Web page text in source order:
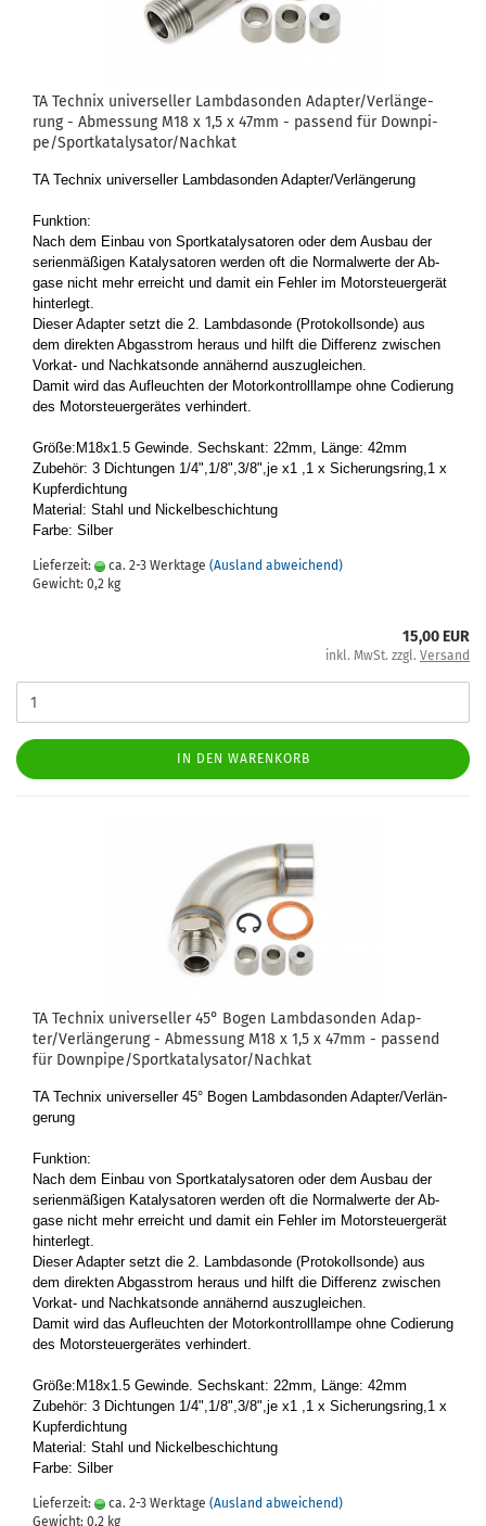
TA Tech­nix uni­ver­sel­ler Lamb­da­son­den Ad­ap­ter/Ver­län­ge­
rung - Ab­mes­sung M18 x 1,5 x 47mm - pas­send für Down­pi­
pe/Sport­ka­ta­ly­sa­tor/Nach­kat
TA Tech­nix uni­ver­sel­ler Lamb­da­son­den Ad­ap­ter/Ver­län­ge­rung
Funk­ti­on:
Nach dem Ein­bau von Sport­ka­ta­ly­sa­to­ren oder dem Aus­bau der
se­ri­en­mä­ßi­gen Ka­ta­ly­sa­to­ren wer­den oft die Nor­mal­wer­te der Ab­
ga­se nicht mehr er­reicht und damit ein Feh­ler im Mo­tor­steu­er­ge­rät
hin­ter­legt.
Die­ser Ad­ap­ter setzt die 2. Lamb­da­son­de (Pro­to­koll­son­de) aus
dem di­rek­ten Ab­gas­strom her­aus und hilft die Dif­fe­renz zwi­schen
Vorkat-​ und Nach­kat­son­de an­nä­hernd aus­zu­glei­chen.
Damit wird das Auf­leuch­ten der Mo­tor­kon­troll­lam­pe ohne Co­die­rung
des Mo­tor­steu­er­ge­rä­tes ver­hin­dert.
Größe:M18x1.5 Ge­win­de. Sechs­kant: 22mm, Länge: 42mm
Zu­be­hör: 3 Dich­tun­gen 1/4",1/8",3/8",je x1 ,1 x Si­che­rungs­ring,1 x
Kup­fer­dich­tung
Ma­te­ri­al: Stahl und Ni­ckel­be­schich­tung
Farbe: Sil­ber
Lieferzeit: ca. 2-3 Werktage (Ausland abweichend)
Gewicht: 0,2 kg
15,00 EUR
inkl. MwSt. zzgl. Versand
IN DEN WARENKORB
TA Tech­nix uni­ver­sel­ler 45° Bogen Lamb­da­son­den Ad­ap­
ter/Ver­län­ge­rung - Ab­mes­sung M18 x 1,5 x 47mm - pas­send
für Down­pi­pe/Sport­ka­ta­ly­sa­tor/Nach­kat
TA Tech­nix uni­ver­sel­ler 45° Bogen Lamb­da­son­den Ad­ap­ter/Ver­län­
ge­rung
Funk­ti­on:
Nach dem Ein­bau von Sport­ka­ta­ly­sa­to­ren oder dem Aus­bau der
se­ri­en­mä­ßi­gen Ka­ta­ly­sa­to­ren wer­den oft die Nor­mal­wer­te der Ab­
ga­se nicht mehr er­reicht und damit ein Feh­ler im Mo­tor­steu­er­ge­rät
hin­ter­legt.
Die­ser Ad­ap­ter setzt die 2. Lamb­da­son­de (Pro­to­koll­son­de) aus
dem di­rek­ten Ab­gas­strom her­aus und hilft die Dif­fe­renz zwi­schen
Vorkat-​ und Nach­kat­son­de an­nä­hernd aus­zu­glei­chen.
Damit wird das Auf­leuch­ten der Mo­tor­kon­troll­lam­pe ohne Co­die­rung
des Mo­tor­steu­er­ge­rä­tes ver­hin­dert.
Größe:M18x1.5 Ge­win­de. Sechs­kant: 22mm, Länge: 42mm
Zu­be­hör: 3 Dich­tun­gen 1/4",1/8",3/8",je x1 ,1 x Si­che­rungs­ring,1 x
Kup­fer­dich­tung
Ma­te­ri­al: Stahl und Ni­ckel­be­schich­tung
Farbe: Sil­ber
Lieferzeit: ca. 2-3 Werktage (Ausland abweichend)
Gewicht: 0,2 kg